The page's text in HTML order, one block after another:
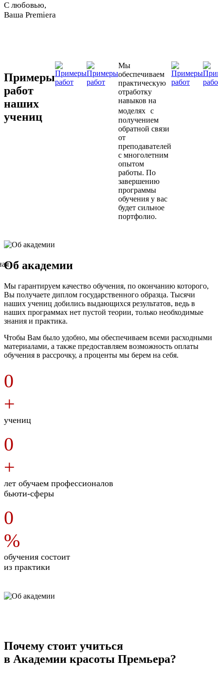
С любовью,
Ваша Premiera
Примеры
работ
наших
учениц
Мы
обеспечиваем
практическую
отработку
навыков на
моделях с
получением
обратной связи
от
преподавателей
с многолетним
опытом
работы. По
завершению
программы
обучения у вас
будет сильное
портфолио.
Об академии
Мы гарантируем качество обучения, по окончанию которого,
Вы получаете диплом государственного образца. Тысячи
наших учениц добились выдающихся результатов, ведь в
наших программах нет пустой теории, только необходимые
знания и практика.
Чтобы Вам было удобно, мы обеспечиваем всеми расходными
материалами, а также предоставляем возможность оплаты
обучения в рассрочку, а проценты мы берем на себя.
0
+
учениц
0
+
лет обучаем профессионалов
бьюти-сферы
0
%
обучения состоит
из практики
Почему стоит учиться
в Академии красоты Премьера?